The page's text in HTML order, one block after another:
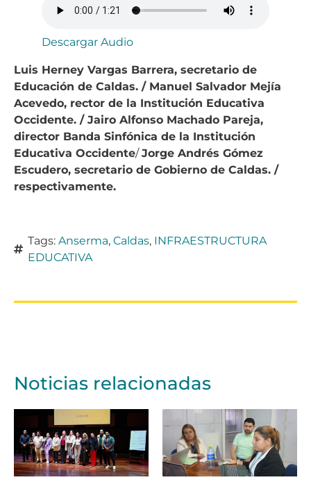
Descargar Audio
Luis Herney Vargas Barrera, secretario de
Educación de Caldas. / Manuel Salvador Mejía
Acevedo, rector de la Institución Educativa
Occidente. / Jairo Alfonso Machado Pareja,
director Banda Sinfónica de la Institución
Educativa Occidente/Jorge Andrés Gómez
Escudero, secretario de Gobierno de Caldas. /
respectivamente.
Tags: Anserma, Caldas, INFRAESTRUCTURA
EDUCATIVA
Noticias relacionadas